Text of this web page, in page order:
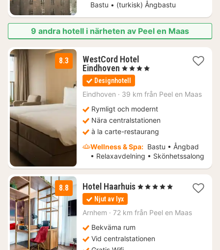
Bastu • (turkisk) Ångbastu
9 andra hotell i närheten av Peel en Maas
8.3
WestCord Hotel
Eindhoven 1
natt
från
1623
, 4 Stjärnor
Designhotell
Eindhoven · 39 km från Peel en Maas
Rymligt och modernt
Nära centralstationen
à la carte-restaurang
Wellness & Spa: Bastu • Ångbad
• Relaxavdelning • Skönhetssalong
8.8 Hotel Haarhuis1
3025
, 5 Stjärnor
Njut av lyx
Arnhem · 72 km från Peel en Maas
Bekväma rum
Vid centralstationen